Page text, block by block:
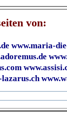
von:
www.maria-
lazarus.ch